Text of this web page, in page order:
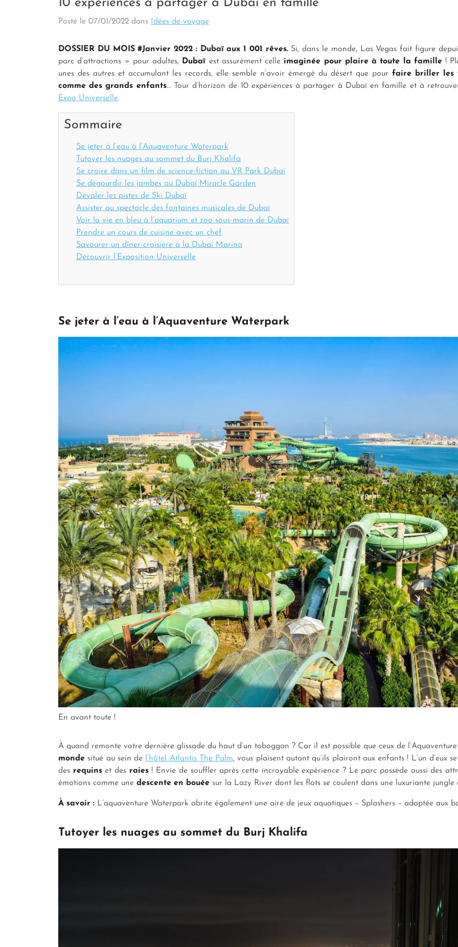
10 expériences à partager à Dubaï en famille
Posté le 07/01/2022 dans Idées de voyage
DOSSIER DU MOIS #Janvier 2022 : Dubaï aux 1 001 rêves.Si, dans le monde, Las Vegas fait figure
parc d’attractions » pour adultes, Dubaï est assurément celle imaginée pour plaire à toute la famille!
unes des autres et accumulant les records, elle semble n’avoir émergé du désert que pour faire briller les
comme des grands enfants… Tour d’horizon de 10 expériences à partager à Dubaï en famille et à
Expo Universelle.
Sommaire
Se jeter à l’eau à l’Aquaventure Waterpark
Tutoyer les nuages au sommet du Burj Khalifa
Se croire dans un film de science-fiction au VR Park Dubaï
Se dégourdir les jambes au Dubaï Miracle Garden
Dévaler les pistes de Ski Dubaï
Assister au spectacle des fontaines musicales de Dubaï
Voir la vie en bleu à l’aquarium et zoo sous-marin de Dubaï
Prendre un cours de cuisine avec un chef
Savourer un dîner-croisière à la Dubaï Marina
Découvrir l’Exposition Universelle
Se jeter à l’eau à l’Aquaventure Waterpark
En avant toute !
À quand remonte votre dernière glissade du haut d’un toboggan ? Car il est possible que ceux de
monde situé au sein de l’hôtel Atlantis The Palm, vous plaisent autant qu’ils plairont aux enfants ! L’un d’eux
des requinset des raies! Envie de souffler après cette incroyable expérience ? Le parc possède aussi des
émotions comme une descente en bouée sur la Lazy River dont les flots se coulent dans une luxuriante jungle
À savoir : L’aquaventure Waterpark abrite également une aire de jeux aquatiques – Splashers – adaptée aux
Tutoyer les nuages au sommet du Burj Khalifa